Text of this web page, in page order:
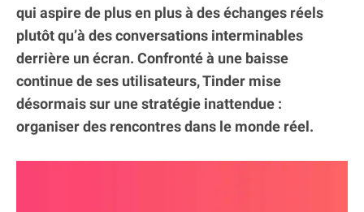
qui aspire de plus en plus à des échanges réels
plutôt qu’à des conversations interminables
derrière un écran. Confronté à une baisse
continue de ses utilisateurs, Tinder mise
désormais sur une stratégie inattendue :
organiser des rencontres dans le monde réel.